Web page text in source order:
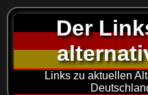
Der
Links zu aktuellen